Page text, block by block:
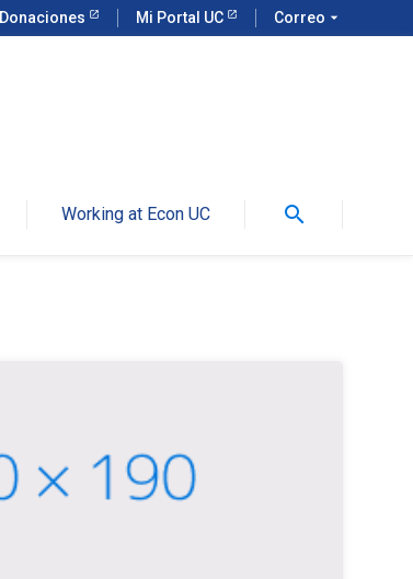
Donaciones Mi Portal UC Correo arrow_drop_down
Working at Econ UC search